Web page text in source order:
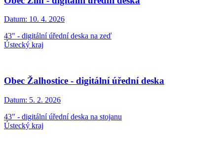
Datum: 10. 4. 2026
43" - digitální úřední deska na zeď
Ústecký kraj
Obec Žalhostice - digitální úřední deska
Datum: 5. 2. 2026
43" - digitální úřední deska na stojanu
Ústecký kraj